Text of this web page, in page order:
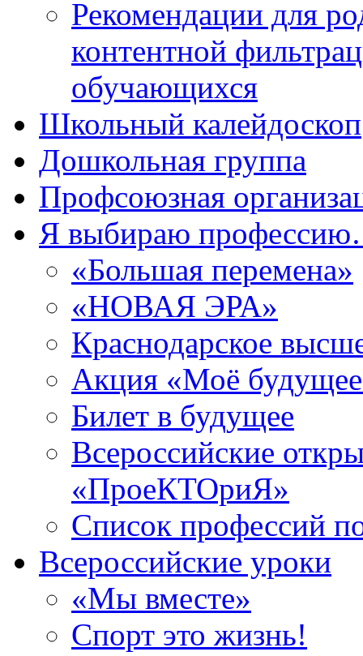
Рекомендации для
контентной
обучающихся
Школьный калейдоскоп
Дошкольная группа
Профсоюзная
Я выбираю
«Большая перемена»
«НОВАЯ ЭРА»
Краснодарское
Акция «Моё
Билет в будущее
Всероссийские
«ПроеКТОриЯ»
Список профессий
Всероссийские уроки
«Мы вместе»
Спорт это жизнь!